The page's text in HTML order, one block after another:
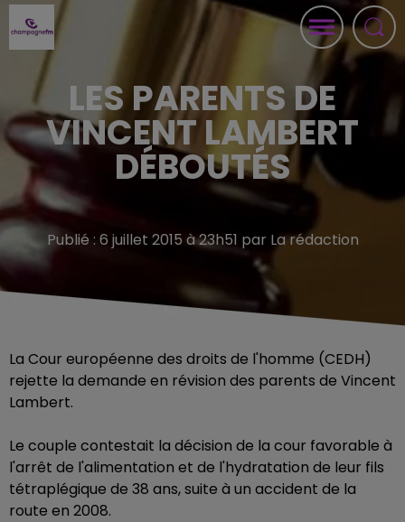
LES PARENTS DE
VINCENT LAMBERT
DÉBOUTÉS
Publié : 6 juillet 2015 à 23h51 par La rédaction
La Cour européenne des droits de l'homme (CEDH)
rejette la demande en révision des parents de Vincent
Lambert.
Le couple contestait la décision de la cour favorable à
l'arrêt de l'alimentation et de l'hydratation de leur fils
tétraplégique de 38 ans, suite à un accident de la
route en 2008.